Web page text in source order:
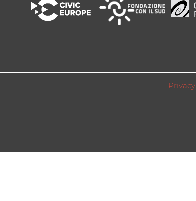
Privacy